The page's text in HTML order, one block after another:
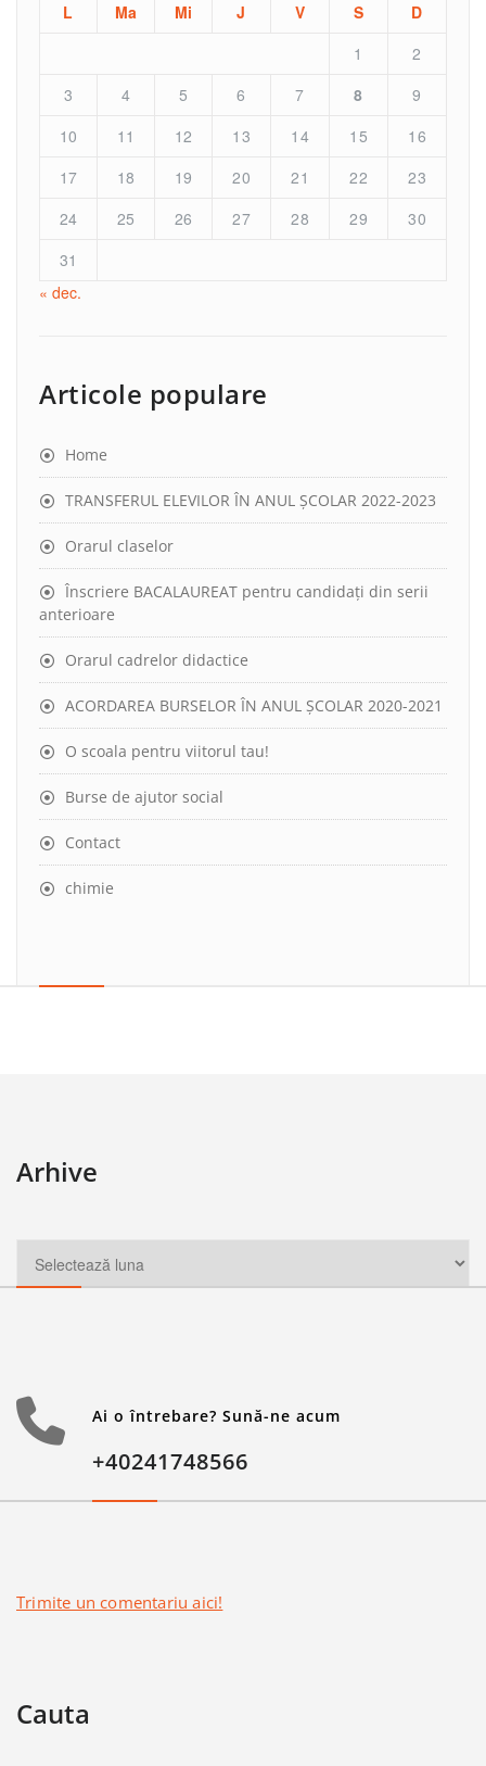
L Ma Mi J V S
D
1
2
3
4 5 6 7 8
9
10
11 12 13 14 15
16
17
18 19 20 21 22
23
24
25 26 27 28 29
30
31
« dec.
Articole populare
Home
TRANSFERUL ELEVILOR ÎN ANUL ȘCOLAR 2022-2023
Orarul claselor
Înscriere BACALAUREAT pentru candidați din serii
anterioare
Orarul cadrelor didactice
ACORDAREA BURSELOR ÎN ANUL ȘCOLAR 2020-2021
O scoala pentru viitorul tau!
Burse de ajutor social
Contact
chimie
Arhive
Ai o întrebare? Sună-ne acum
+40241748566
Trimite un comentariu aici!
Cauta